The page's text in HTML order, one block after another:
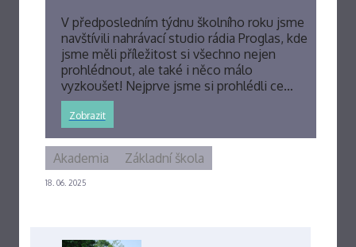
V předposledním týdnu školního roku jsme
navštívili nahrávací studio rádia Proglas, kde
jsme měli příležitost si všechno nejen
prohlédnout, ale také i něco málo
vyzkoušet! Nejprve jsme si prohlédli ce…
Zobrazit
18. 06. 2025
Akademia Základní škola